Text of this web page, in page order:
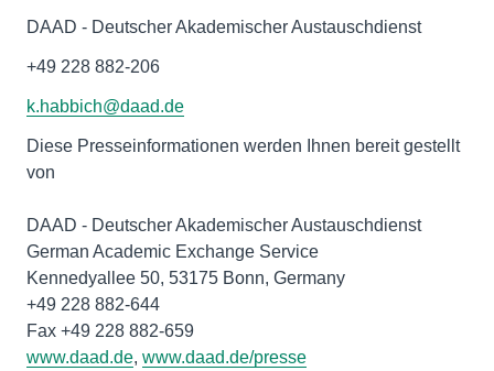
DAAD - Deutscher Akademischer Austauschdienst
+49 228 882-206
k.habbich@daad.de
Diese Presseinformationen werden Ihnen bereit gestellt
von
DAAD - Deutscher Akademischer Austauschdienst
German Academic Exchange Service
Kennedyallee 50, 53175 Bonn, Germany
+49 228 882-644
www.daad.de, www.daad.de/presse